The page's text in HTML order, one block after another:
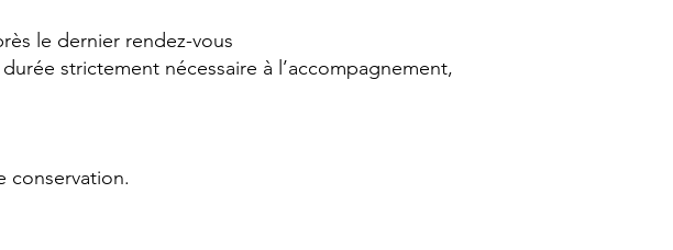
le dernier rendez-vous
strictement nécessaire à l’accompagnement,
conservation.